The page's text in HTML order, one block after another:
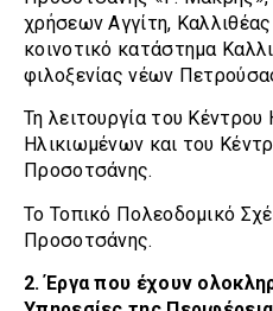
χρήσεων Αγγίτη,
κοινοτικό κατάστημα
φιλοξενίας νέων
Τη λειτουργία του
Ηλικιωμένων και του
Προσοτσάνης.
Το Τοπικό Πολεοδομικό
Προσοτσάνης.
2. Έργα που έχουν